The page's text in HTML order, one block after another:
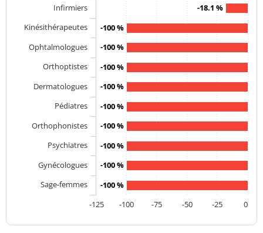
-18.1 %
-100 %
-100 %
-100 %
-100 %
-100 %
-100 %
-100 %
-100 %
-100 %
Infirmiers
Kinésithérapeutes
Ophtalmologues
Orthoptistes
Dermatologues
Pédiatres
Orthophonistes
Psychiatres
Gynécologues
Sage-femmes
-100
0
-125 -75 -50 -25